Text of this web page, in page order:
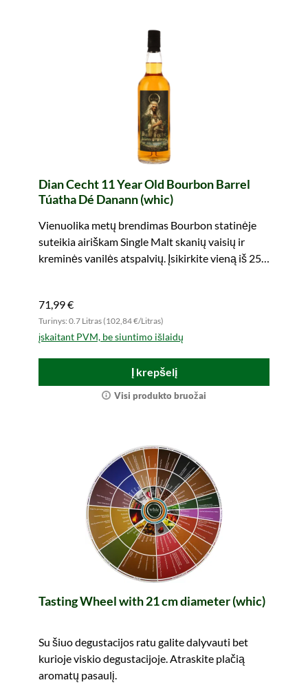
Dian Cecht 11 Year Old Bourbon Barrel
Túatha Dé Danann (whic)
Vienuolika metų brendimas Bourbon statinėje
suteikia airiškam Single Malt skanių vaisių ir
kreminės vanilės atspalvių. Įsikirkite vieną iš 252
71,99 €
Turinys: 0.7 Litras (102,84 €/Litras)
įskaitant PVM, be siuntimo išlaidų
Į krepšelį
Visi produkto bruožai
Tasting Wheel with 21 cm diameter (whic)
Su šiuo degustacijos ratu galite dalyvauti bet
kurioje viskio degustacijoje. Atraskite plačią
aromatų pasaulį.